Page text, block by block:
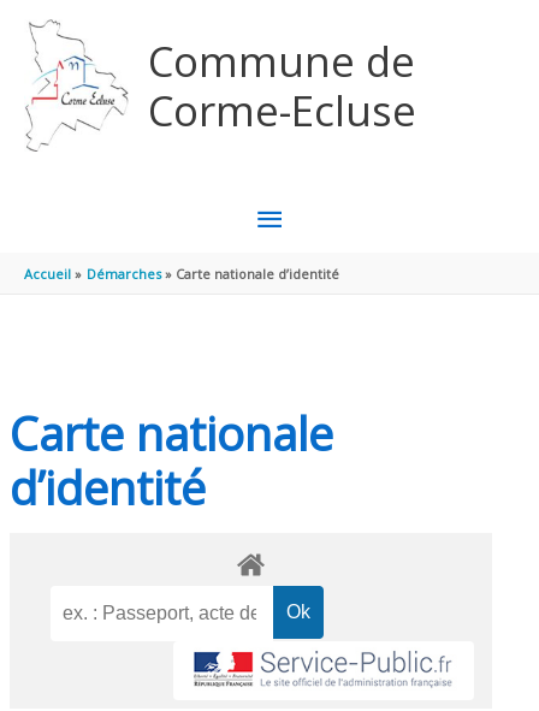
Commune de
Corme-Ecluse
MENU
PRINCIPAL
Accueil Démarches Carte nationale d’identité
Carte nationale
d’identité